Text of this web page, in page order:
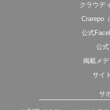
クラウデ
Crarepo
公式
公
掲載メ
サイ
サ